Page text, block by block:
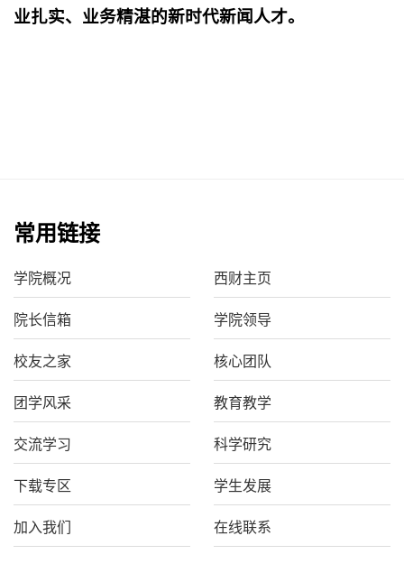
业扎实、业务精湛的新时代新闻人才。
常用链接
西财主页
学院概况
学院领导
院长信箱
核心团队
校友之家
教育教学
团学风采
科学研究
交流学习
学生发展
下载专区
在线联系
加入我们